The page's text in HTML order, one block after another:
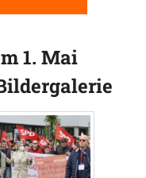
1. Mai